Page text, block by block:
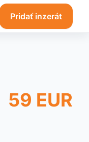
Pridať inzerát
59 EUR